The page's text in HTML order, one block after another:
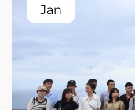
Jan